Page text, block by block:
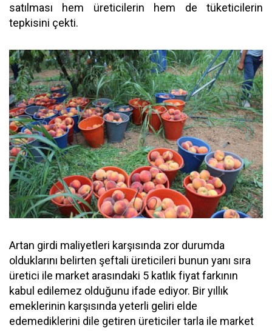
satılması hem üreticilerin hem de tüketicilerin
tepkisini çekti.
Artan girdi maliyetleri karşısında zor durumda
olduklarını belirten şeftali üreticileri bunun yanı sıra
üretici ile market arasındaki 5 katlık fiyat farkının
kabul edilemez olduğunu ifade ediyor. Bir yıllık
emeklerinin karşısında yeterli geliri elde
edemediklerini dile getiren üreticiler tarla ile market